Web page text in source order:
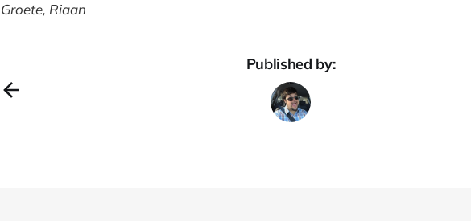
Groete, Riaan
Published by: